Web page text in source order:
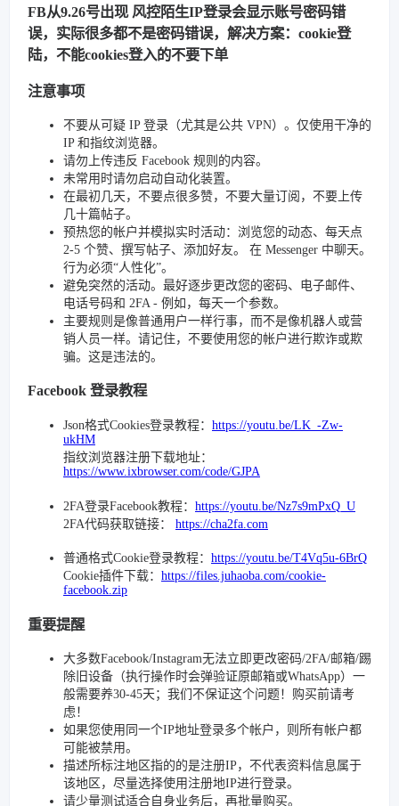
FB从9.26号出现 风控陌生IP登录会显示账号密码错
误，实际很多都不是密码错误，解决方案：cookie登
陆，不能cookies登入的不要下单
注意事项
不要从可疑 IP 登录（尤其是公共 VPN）。仅使用干净的
IP 和指纹浏览器。
请勿上传违反 Facebook 规则的内容。
未常用时请勿启动自动化装置。
在最初几天，不要点很多赞，不要大量订阅，不要上传
几十篇帖子。
预热您的帐户并模拟实时活动：浏览您的动态、每天点
2-5 个赞、撰写帖子、添加好友。 在 Messenger 中聊天。
行为必须“人性化”。
避免突然的活动。最好逐步更改您的密码、电子邮件、
电话号码和 2FA - 例如，每天一个参数。
主要规则是像普通用户一样行事，而不是像机器人或营
销人员一样。请记住，不要使用您的帐户进行欺诈或欺
骗。这是违法的。
Facebook 登录教程
Json格式Cookies登录教程： https://youtu.be/LK_-Zw-
ukHM
指纹浏览器注册下载地址：
https://www.ixbrowser.com/code/GJPA
2FA登录Facebook教程： https://youtu.be/Nz7s9mPxQ_U
2FA代码获取链接： https://cha2fa.com
普通格式Cookie登录教程： https://youtu.be/T4Vq5u-6BrQ
Cookie插件下载： https://files.juhaoba.com/cookie-
facebook.zip
重要提醒
大多数Facebook/Instagram无法立即更改密码/2FA/邮箱/踢
除旧设备（执行操作时会弹验证原邮箱或WhatsApp）一
般需要养30-45天；我们不保证这个问题！购买前请考
虑！
如果您使用同一个IP地址登录多个帐户，则所有帐户都
可能被禁用。
描述所标注地区指的的是注册IP，不代表资料信息属于
该地区，尽量选择使用注册地IP进行登录。
请少量测试适合自身业务后，再批量购买。